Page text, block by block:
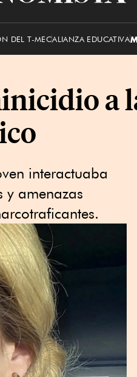
DEL T-MECALIANZA EDUCATIVA
a
interactuaba
y amenazas